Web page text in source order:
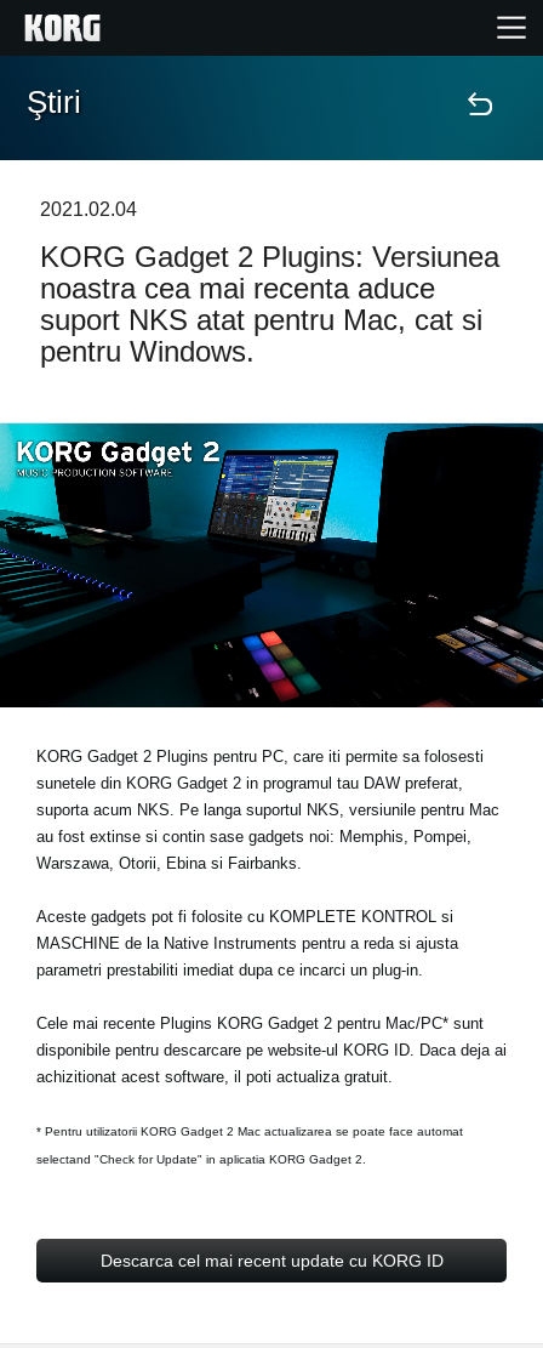
În Prim Plan
Eveniment
Găsește un Magazin
Ştiri
Locaţie
Ştiri
2021.02.04
KORG Gadget 2 Plugins: Versiunea
noastra cea mai recenta aduce
suport NKS atat pentru Mac, cat si
pentru Windows.
KORG Gadget 2 Plugins pentru PC, care iti permite sa folosesti
sunetele din KORG Gadget 2 in programul tau DAW preferat,
suporta acum NKS. Pe langa suportul NKS, versiunile pentru Mac
au fost extinse si contin sase gadgets noi: Memphis, Pompei,
Warszawa, Otorii, Ebina si Fairbanks.
Aceste gadgets pot fi folosite cu KOMPLETE KONTROL si
MASCHINE de la Native Instruments pentru a reda si ajusta
parametri prestabiliti imediat dupa ce incarci un plug-in.
Cele mai recente Plugins KORG Gadget 2 pentru Mac/PC* sunt
disponibile pentru descarcare pe website-ul KORG ID. Daca deja ai
achizitionat acest software, il poti actualiza gratuit.
* Pentru utilizatorii KORG Gadget 2 Mac actualizarea se poate face automat
selectand "Check for Update" in aplicatia KORG Gadget 2.
Descarca cel mai recent update cu KORG ID